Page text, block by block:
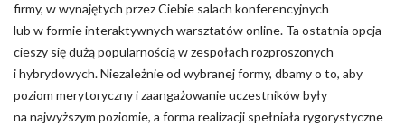
firmy, w wynajętych przez Ciebie salach konferencyjnych
lub w formie interaktywnych warsztatów online. Ta ostatnia opcja
cieszy się dużą popularnością w zespołach rozproszonych
i hybrydowych. Niezależnie od wybranej formy, dbamy o to, aby
poziom merytoryczny i zaangażowanie uczestników były
na najwyższym poziomie, a forma realizacji spełniała rygorystyczne